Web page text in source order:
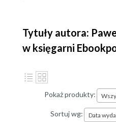
Tytuły autora:
w księgarni
Pokaż produkty:
Sortuj wg: Data